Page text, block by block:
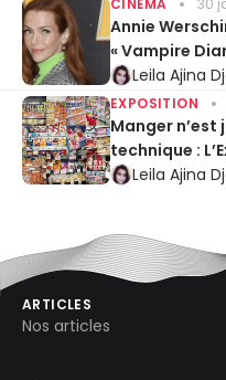
Annie
« Vampire
ansLeila Ajina
EXPOSITION
Manger
technique :
Leila Ajina
ARTICLES
Nos articles